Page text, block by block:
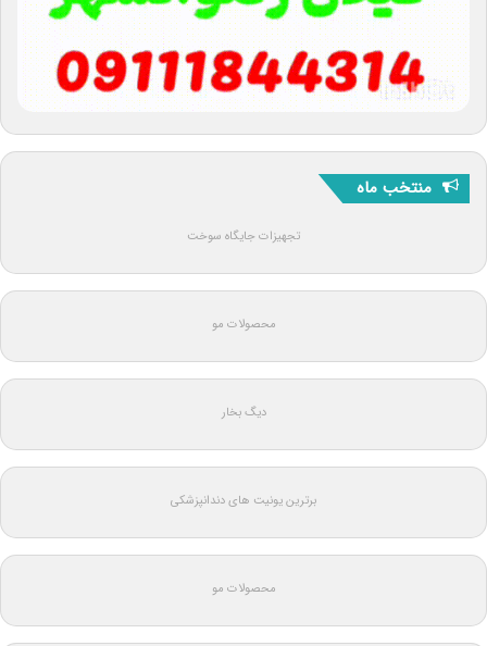
منتخب ماه
تجهیزات جایگاه سوخت
محصولات مو
دیگ بخار
برترین یونیت های دندانپزشکی
محصولات مو